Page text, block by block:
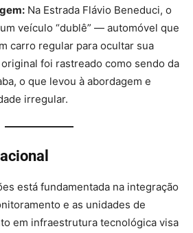
Na Estrada Flávio Beneduci, o
veículo “dublê” — automóvel que
carro regular para ocultar sua
foi rastreado como sendo da
o que levou à abordagem e
irregular.
está fundamentada na integração
e as unidades de
em infraestrutura tecnológica visa